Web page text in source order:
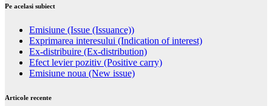
Pe acelasi subiect
Emisiune (Issue (Issuance))
Exprimarea interesului (Indication of interest)
Ex-distribuire (Ex-distribution)
Efect levier pozitiv (Positive carry)
Emisiune noua (New issue)
Articole recente